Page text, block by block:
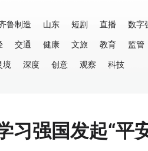
鲁制造 山东 短剧 直播 数字
交通 健康 文旅 教育 监管
境 深度 创意 观察 科技
习强国发起“平